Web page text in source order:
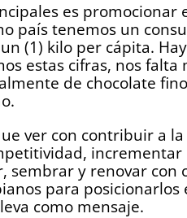
es promocionar
país tenemos un
(1) kilo per cápita.
estas cifras, nos
de chocolate
ver con contribuir a
sembrar y renovar
para
como mensaje.